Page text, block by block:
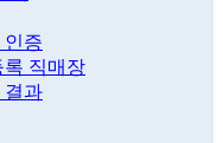
인증
록 직매장
결과